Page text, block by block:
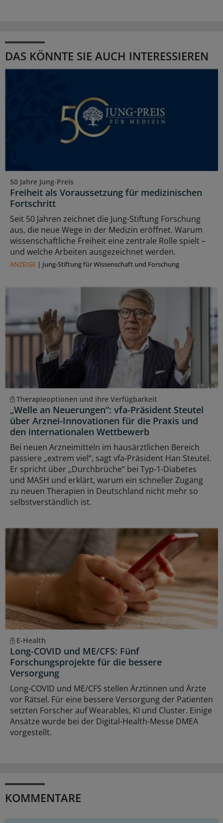
DAS KÖNNTE SIE AUCH INTERESSIEREN
50 Jahre Jung-Preis
Freiheit als Voraussetzung für medizinischen
Fortschritt
Seit 50 Jahren zeichnet die Jung-Stiftung Forschung
aus, die neue Wege in der Medizin eröffnet. Warum
wissenschaftliche Freiheit eine zentrale Rolle spielt –
und welche Arbeiten ausgezeichnet werden.
ANZEIGE | Jung-Stiftung für Wissenschaft und Forschung
Therapieoptionen und ihre Verfügbarkeit
„Welle an Neuerungen“: vfa-Präsident Steutel
über Arznei-Innovationen für die Praxis und
den internationalen Wettbewerb
Bei neuen Arzneimitteln im hausärztlichen Bereich
passiere „extrem viel“, sagt vfa-Präsident Han Steutel.
Er spricht über „Durchbrüche“ bei Typ-1-Diabetes
und MASH und erklärt, warum ein schneller Zugang
zu neuen Therapien in Deutschland nicht mehr so
selbstverständlich ist.
E-Health
Long-COVID und ME/CFS: Fünf
Forschungsprojekte für die bessere
Versorgung
Long-COVID und ME/CFS stellen Ärztinnen und Ärzte
vor Rätsel. Für eine bessere Versorgung der Patienten
setzten Forscher auf Wearables, KI und Cluster. Einige
Ansätze wurde bei der Digital-Health-Messe DMEA
vorgestellt.
KOMMENTARE